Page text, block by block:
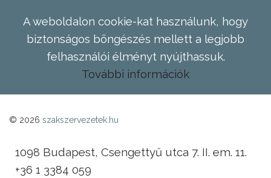
A weboldalon cookie-kat használunk, hogy
biztonságos böngészés mellett a legjobb
felhasználói élményt nyújthassuk.
További információk
© 2026 szakszervezetek.hu
1098 Budapest, Csengettyű utca 7. II. em. 11.
+36 1 3384 059